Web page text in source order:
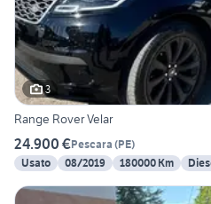
3
Range Rover Velar
24.900 €Pescara (PE)
Usato
08/2019 180000 Km